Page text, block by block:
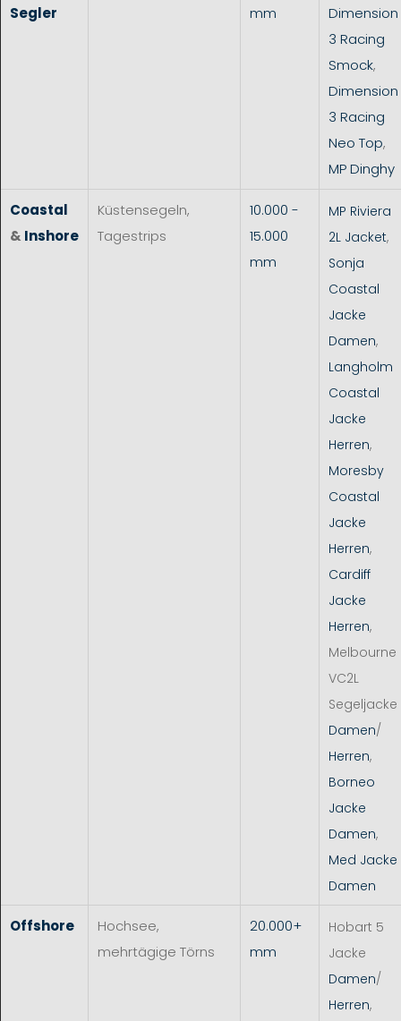
Segler mm
Dimension
3 Racing
Smock,
Dimension
3 Racing
Neo Top,
MP Dinghy
Coastal
& Inshore
Küstensegeln,
Tagestrips
10.000 -
15.000
mm
MP Riviera
2L Jacket,
Sonja
Coastal
Jacke
Damen,
Langholm
Coastal
Jacke
Herren,
Moresby
Coastal
Jacke
Herren,
Cardiff
Jacke
Herren,
Melbourne
VC2L
Segeljacke
Damen/
Herren,
Borneo
Jacke
Damen,
Med Jacke
Damen
Offshore
Hochsee,
mehrtägige Törns
20.000+
mm
Hobart 5
Jacke
Damen/
Herren,